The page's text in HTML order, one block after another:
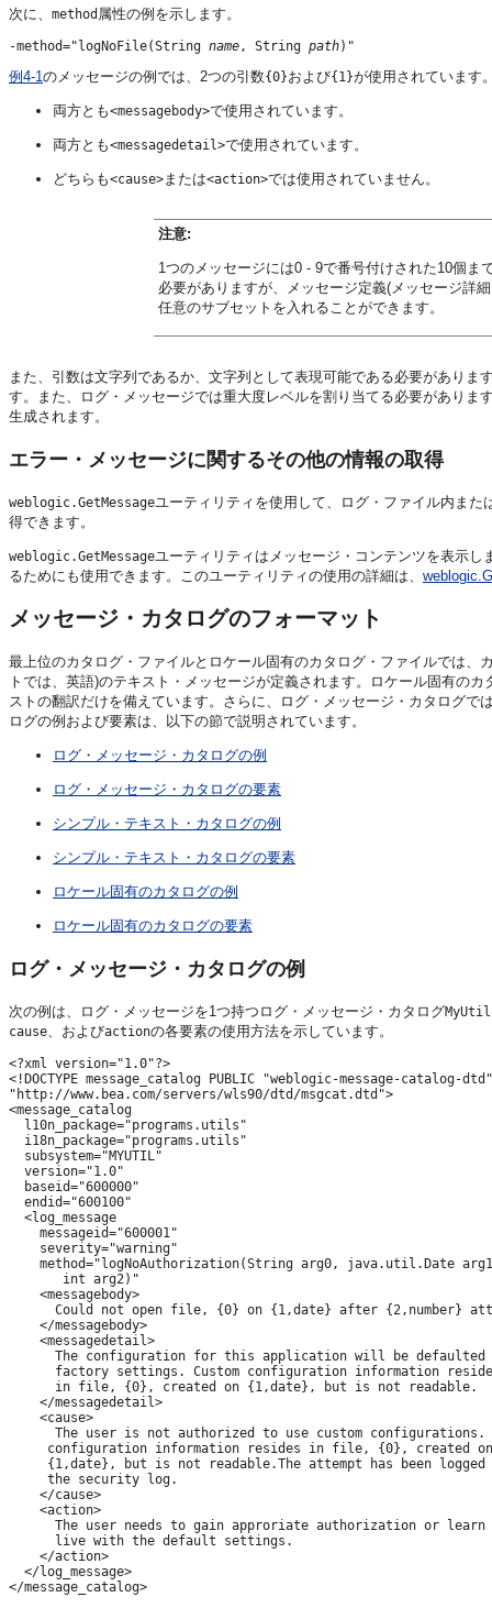
次に、 method 属性の例を示します。
-method="logNoFile(String name, String path
例4-1のメッセージの例では、2つの引数{0}および{1}が使用されています
両方とも<messagebody>で使用されています。
両方とも<messagedetail>で使用されています。
どちらも<cause> または<action>では使用されていません。
注意:
1つのメッセージには0 - 9で番号付けされた10個
必要がありますが、メッセージ定義(メッセージ詳
任意のサブセットを入れることができます。
また、引数は文字列であるか、文字列として表現可能である必要がありま
す。また、ログ・メッセージでは重大度レベルを割り当てる必要がありま
生成されます。
エラー・メッセージに関するその他の情報の取得
weblogic.GetMessageユーティリティを使用して、ログ・ファイル内ま
得できます。
weblogic.GetMessageユーティリティはメッセージ・コンテンツを表示
るためにも使用できます。このユーティリティの使用の詳細は、
メッセージ・カタログのフォーマット
最上位のカタログ・ファイルとロケール固有のカタログ・ファイルでは
トでは、英語)のテキスト・メッセージが定義されます。ロケール固有の
ストの翻訳だけを備えています。さらに、ログ・メッセージ・カタログ
ログの例および要素は、以下の節で説明されています。
ログ・メッセージ・カタログの例
ログ・メッセージ・カタログの要素
シンプル・テキスト・カタログの例
シンプル・テキスト・カタログの要素
ロケール固有のカタログの例
ロケール固有のカタログの要素
ログ・メッセージ・カタログの例
次の例は、ログ・メッセージを1つ持つログ・メッセージ・カタログ
cause 、およびactionの各要素の使用方法を示しています。
<?xml version="1.0"?>
<!DOCTYPE message_catalog PUBLIC "weblogic-message-catalog-
"http://www.bea.com/servers/wls90/dtd/msgcat.dtd">
<message_catalog
  l10n_package="programs.utils"
  i18n_package="programs.utils"
  subsystem="MYUTIL"
  version="1.0"
  baseid="600000"
  endid="600100"
  <log_message
    messageid="600001"
    severity="warning"
method="logNoAuthorization(String arg0, java.util.Date
       int arg2)"
    <messagebody>
Could not open file, {0} on {1,date} after {2,number}
    </messagebody>
    <messagedetail>
The configuration for this application will be defaulted
factory settings. Custom configuration information
      in file, {0}, created on {1,date}, but is not readable.
    </messagedetail>
    <cause>
The user is not authorized to use custom configurations.
     configuration information resides in file, {0}, created on
{1,date}, but is not readable.The attempt has been logged
     the security log.
    </cause>
    <action>
The user needs to gain approriate authorization or learn
      live with the default settings.
    </action>
  </log_message>